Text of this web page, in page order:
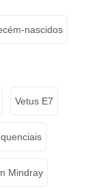
nascidos
Vetus E7
Mindray